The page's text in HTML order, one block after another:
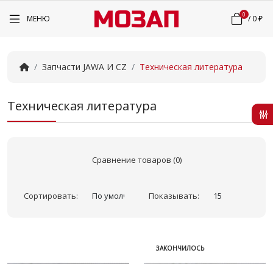
МЕНЮ 0 /0 ₽
Запчасти JAWA И CZ Техническая литература
Техническая литература
Сравнение товаров (0)
Сортировать: Показывать:
ЗАКОНЧИЛОСЬ